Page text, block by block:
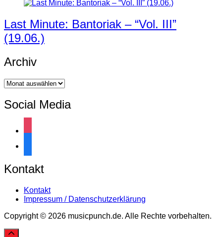
Last Minute: Bantoriak – “Vol. III”
(19.06.)
Archiv
Archiv
Social Media
Kontakt
Kontakt
Impressum / Datenschutzerklärung
Copyright © 2026 musicpunch.de. Alle Rechte vorbehalten.